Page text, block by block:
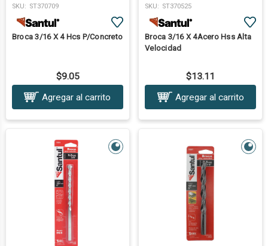
SKU: ST370709
Broca 3/16 X 4 Hcs P/Concreto
$9.05
Agregar al carrito
SKU: ST370525
Broca 3/16 X 4Acero Hss Alta
Velocidad
$13.11
Agregar al carrito